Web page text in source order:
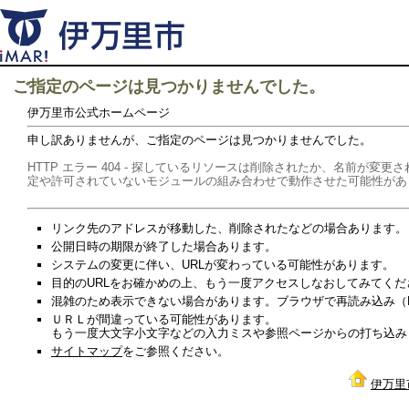
ご指定のページは見つかりませんでした。
伊万里市公式ホームページ
申し訳ありませんが、ご指定のページは見つかりませんでした。
HTTP エラー 404 - 探しているリソースは削除されたか、名前が変更
定や許可されていないモジュールの組み合わせで動作させた可能性が
リンク先のアドレスが移動した、削除されたなどの場合あります。
公開日時の期限が終了した場合あります。
システムの変更に伴い、URLが変わっている可能性があります。
目的のURLをお確かめの上、もう一度アクセスしなおしてみてく
混雑のため表示できない場合があります。ブラウザで再読み込み
ＵＲＬが間違っている可能性があります。
もう一度大文字小文字などの入力ミスや参照ページからの打ち込
サイトマップをご参照ください。
伊万里